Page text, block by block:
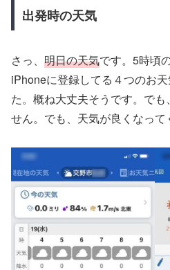
出発時の天気
さっ、 明日の天気です。5時頃
iPhoneに登録してる４つのお
た。概ね大丈夫そうです。でも
せん。でも、天気が良くなって